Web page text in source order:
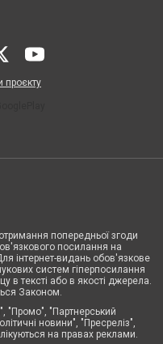
проєкту
попередньої згоди
посилання на
інтернет-видань обов'язкове
систем гіперпосилання
в тексті або в якості джерела.
Законом.
"Промо", "Партнерський
новини", "Пресреліз",
на правах реклами.